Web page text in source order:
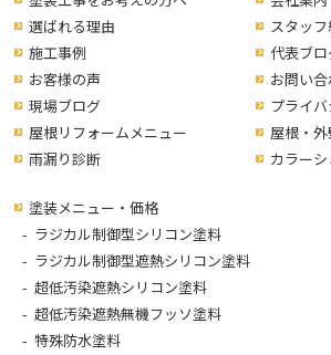
選ばれる理由
スタッ
施工事例
お客様の声
現場ブログ
代表ブロ
お問い
プライ
屋根リフォームメニュー
雨漏り診断
屋根・
カラー
塗装メニュー・価格
ラジカル制御型シリコン塗料
ラジカル制御型遮熱シリコン塗料
超低汚染遮熱シリコン塗料
超低汚染遮熱無機フッソ塗料
特殊防水塗料